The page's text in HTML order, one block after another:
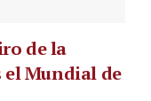
de la
el Mundial de